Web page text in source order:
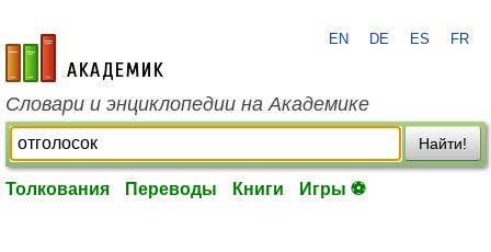
academic.ru
EN DE ES FR
Словари и энциклопедии на Академике
Найти!
Толкования Переводы Книги Игры ⚽